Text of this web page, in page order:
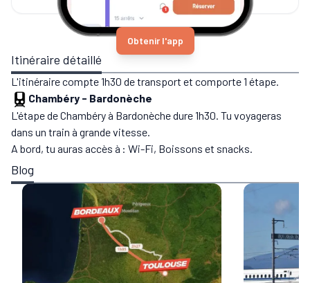
Obtenir l'app
Itinéraire détaillé
L'itinéraire compte 1h30 de transport et comporte 1 étape.
Chambéry - Bardonèche
L'étape de Chambéry à Bardonèche dure 1h30. Tu voyageras
dans un train à grande vitesse.
A bord, tu auras accès à : Wi-Fi, Boissons et snacks.
Blog